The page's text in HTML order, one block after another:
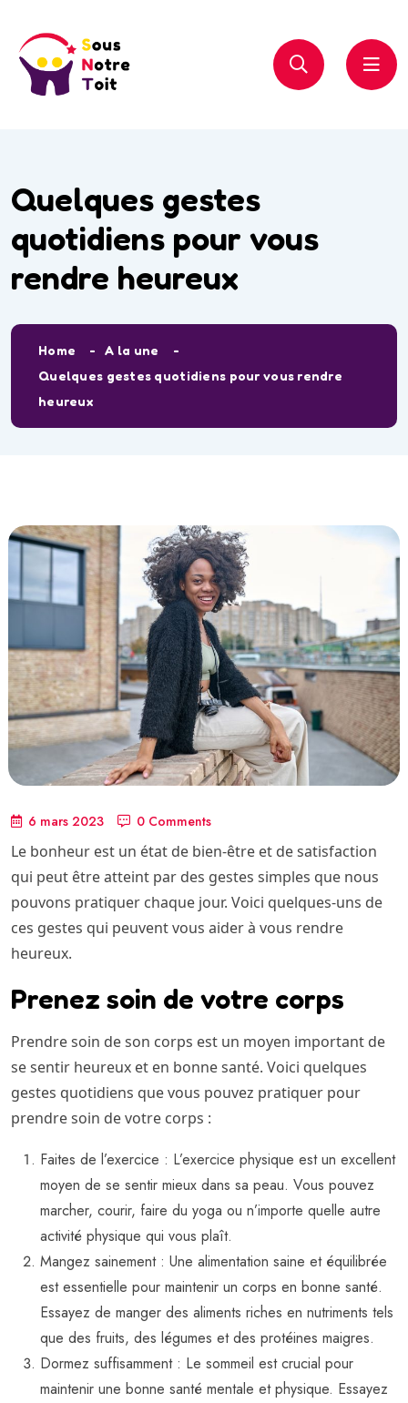
Quelques gestes
quotidiens pour vous
rendre heureux
Home
A la une
Quelques gestes quotidiens pour vous rendre
heureux
6 mars 2023 0 Comments
Le bonheur est un état de bien-être et de satisfaction
qui peut être atteint par des gestes simples que nous
pouvons pratiquer chaque jour. Voici quelques-uns de
ces gestes qui peuvent vous aider à vous rendre
heureux.
Prenez soin de votre corps
Prendre soin de son corps est un moyen important de
se sentir heureux et en bonne santé. Voici quelques
gestes quotidiens que vous pouvez pratiquer pour
prendre soin de votre corps :
Faites de l’exercice : L’exercice physique est un excellent
moyen de se sentir mieux dans sa peau. Vous pouvez
marcher, courir, faire du yoga ou n’importe quelle autre
activité physique qui vous plaît.
Mangez sainement : Une alimentation saine et équilibrée
est essentielle pour maintenir un corps en bonne santé.
Essayez de manger des aliments riches en nutriments tels
que des fruits, des légumes et des protéines maigres.
Dormez suffisamment : Le sommeil est crucial pour
maintenir une bonne santé mentale et physique. Essayez